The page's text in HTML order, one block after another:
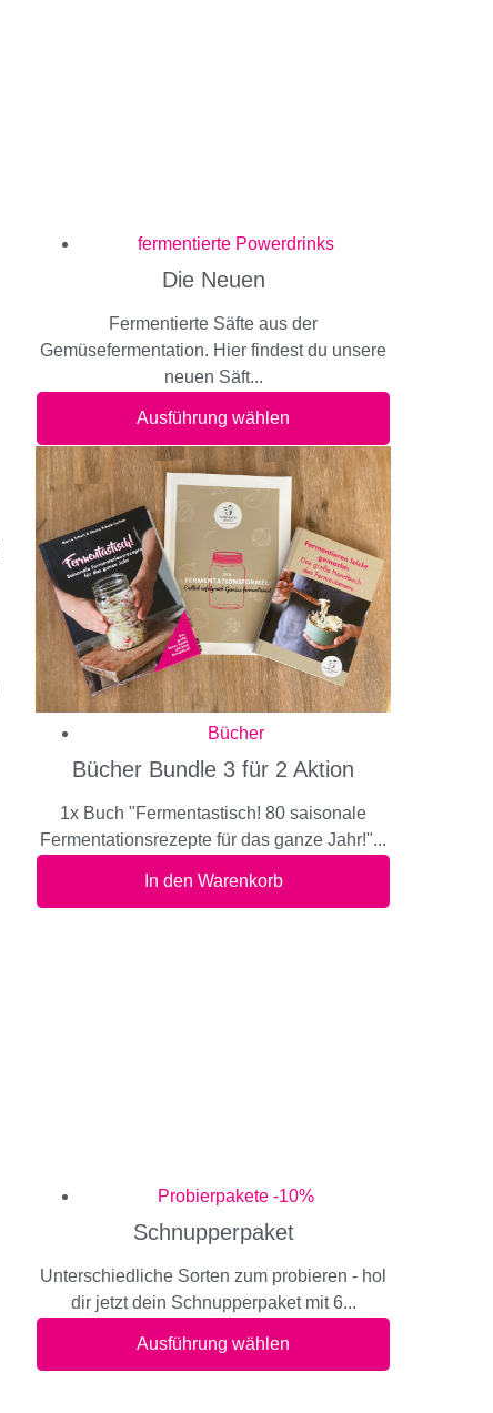
fermentierte Powerdrinks
Die Neuen
Fermentierte Säfte aus der
Gemüsefermentation. Hier findest du unsere
neuen Säft...
Ausführung wählen
Bücher
Bücher Bundle 3 für 2 Aktion
1x Buch "Fermentastisch! 80 saisonale
Fermentationsrezepte für das ganze Jahr!"...
In den Warenkorb
Probierpakete -10%
Schnupperpaket
Unterschiedliche Sorten zum probieren - hol
dir jetzt dein Schnupperpaket mit 6...
Ausführung wählen